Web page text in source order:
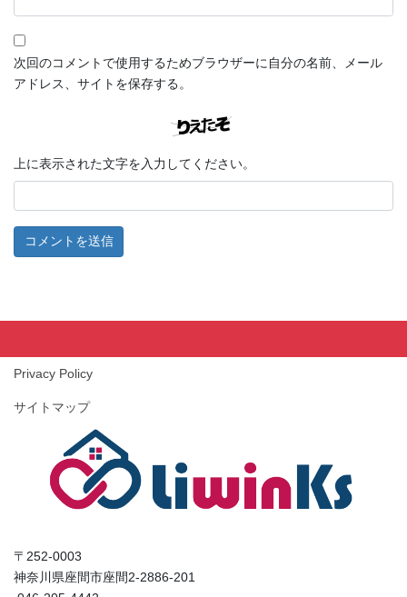
次回のコメントで使用するためブラウザーに自分の名前、メール
アドレス、サイトを保存する。
上に表示された文字を入力してください。
Privacy Policy
サイトマップ
〒252-0003
神奈川県座間市座間2-2886-201